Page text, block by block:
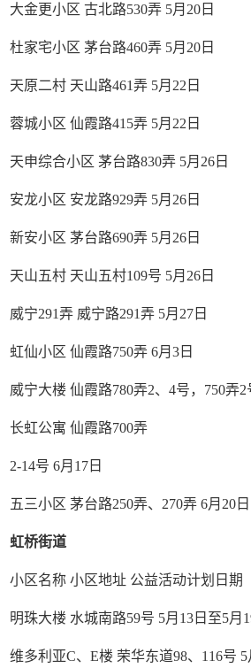
大金更小区 古北路530弄 5月20日
杜家宅小区 茅台路460弄 5月20日
天原二村 天山路461弄 5月22日
蓉城小区 仙霞路415弄 5月22日
天申综合小区 茅台路830弄 5月26日
安龙小区 安龙路929弄 5月26日
新安小区 茅台路690弄 5月26日
天山五村 天山五村109号 5月26日
威宁291弄 威宁路291弄 5月27日
虹仙小区 仙霞路750弄 6月3日
威宁大楼 仙霞路780弄2、4号，750弄2
长虹公寓 仙霞路700弄
2-14号 6月17日
五三小区 茅台路250弄、270弄 6月20日
虹桥街道
小区名称 小区地址 公益活动计划日期
明珠大楼 水城南路59号 5月13日至5月
维多利亚C、E楼 荣华东道98、116号 5